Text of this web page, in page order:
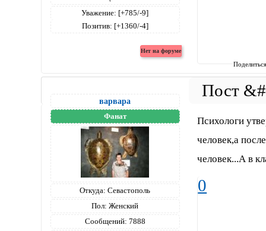
Уважение: [+785/-9]
Позитив: [+1360/-4]
варвара
Фанат
Откуда: Севастополь
Пол: Женский
Сообщений: 7888
Психологи
человек,а
человек...А в
0